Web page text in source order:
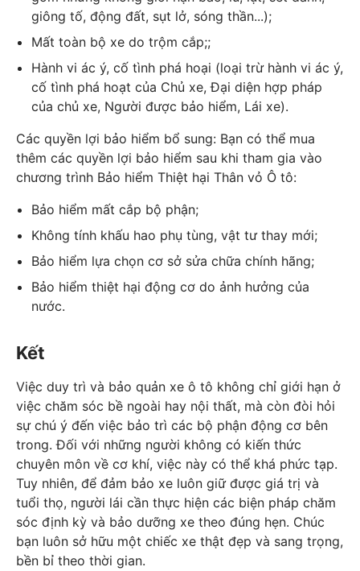
giông tố, động đất, sụt lở, sóng thần...);
Mất toàn bộ xe do trộm cắp;;
Hành vi ác ý, cố tình phá hoại (loại trừ hành vi ác ý,
cố tình phá hoạt của Chủ xe, Đại diện hợp pháp
của chủ xe, Người được bảo hiểm, Lái xe).
Các quyền lợi bảo hiểm bổ sung: Bạn có thể mua
thêm các quyền lợi bảo hiểm sau khi tham gia vào
chương trình Bảo hiểm Thiệt hại Thân vỏ Ô tô:
Bảo hiểm mất cắp bộ phận;
Không tính khấu hao phụ tùng, vật tư thay mới;
Bảo hiểm lựa chọn cơ sở sửa chữa chính hãng;
Bảo hiểm thiệt hại động cơ do ảnh hưởng của
nước.
Kết
Việc duy trì và bảo quản xe ô tô không chỉ giới hạn ở
việc chăm sóc bề ngoài hay nội thất, mà còn đòi hỏi
sự chú ý đến việc bảo trì các bộ phận động cơ bên
trong. Đối với những người không có kiến thức
chuyên môn về cơ khí, việc này có thể khá phức tạp.
Tuy nhiên, để đảm bảo xe luôn giữ được giá trị và
tuổi thọ, người lái cần thực hiện các biện pháp chăm
sóc định kỳ và bảo dưỡng xe theo đúng hẹn. Chúc
bạn luôn sở hữu một chiếc xe thật đẹp và sang trọng,
bền bỉ theo thời gian.